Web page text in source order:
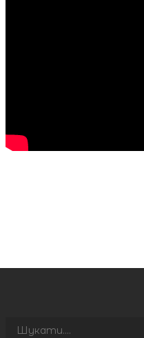
Пошук